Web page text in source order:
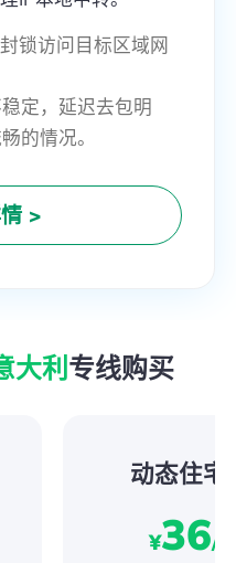
锁访问目标区域网
定，延迟去包明
的情况。
>
大利 专线购买
动态住宅
¥36/